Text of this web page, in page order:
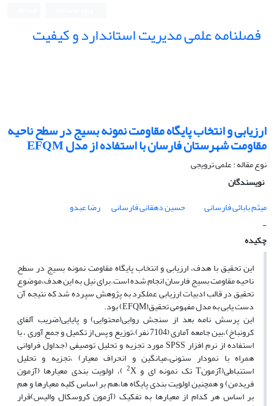
فصلنامه علمی مدیریت استاندارد و کیفیت
ارزیابی و انتخاب پایگاه مقاومت نمونه بسیج در سطح ناحیه
مقاومت شهرستان فارسان با استفاده از مدل EFQM
نوع مقاله : علمی ترویجی
نویسندگان
میثم بابائی فارسانی
حسین دهقانی فارسانی
رضا عبدو
-
چکیده
این تحقیق با هدف، ارزیابی و انتخاب پایگاه مقاومت نمونه بسیج در سطح
ناحیه مقاومت بسیج فارسان انجام شده است.برای نیل به این هدف،موضوع
تحقیق در قالب ادبیات ارزیابی عملکرد به پژوهش سپرده شد که نتیجه آن
دست یابی به مدل مفهومی تحقیق(EFQM) بود.
این پرسش نامه بعد از سنجش روایی(محتوایی) و پایایی(ضریب آلفای
کرونباخ)،بین جامعه آماری (7104 نفر)،توزیع و پس از تکمیل و جمع آوری ، با
استفاده از نرم افزار SPSS مورد تجزیه و تحلیل توصیفی (جداول فراوانی
همراه با نمودار ستونی،میانگین و انحراف معیار) ،تجزیه و تحلیل
استنباطی(آزمونT تک نمونه ای و 2 X )، اولویت بندی معیارها (آزمون
فریدمن) و همچنین اولویت بندی پایگاه ها،هم بر اساس کلیه معیارها و هم
بر اساس هر کدام از معیارها به تفکیک (آزمون کروسکال والیس)قرار